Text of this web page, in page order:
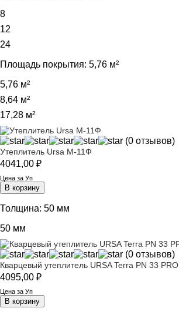
8
12
24
Площадь покрытия: 5,76 м²
5,76 м²
8,64 м²
17,28 м²
(0 отзывов)
Утеплитель Ursa М-11Ф
4041,00 ₽
Цена за Уп
В корзину
Толщина: 50 мм
50 мм
(0 отзывов)
Кварцевый утеплитель URSA Terra PN 33 PRO
4095,00 ₽
Цена за Уп
В корзину